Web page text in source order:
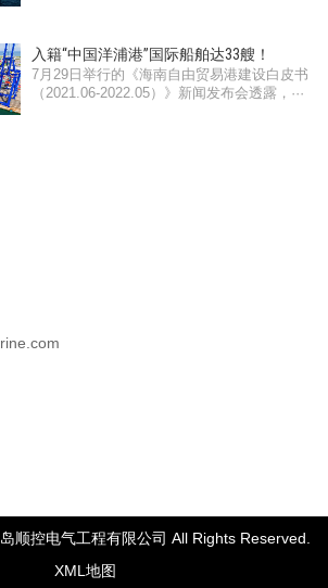
入籍“中国洋浦港”国际船舶达33艘！
7月29日举行的《海南自由贸易港建设白皮书
（2021.06-2022.05）》新闻发布会透露，···
顺控电气工程有限公司 All Rights Reserved.
XML地图